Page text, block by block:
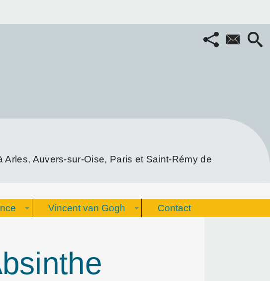
Auvers-sur-Oise, Paris et Saint-Rémy de
Vincent van Gogh Contact